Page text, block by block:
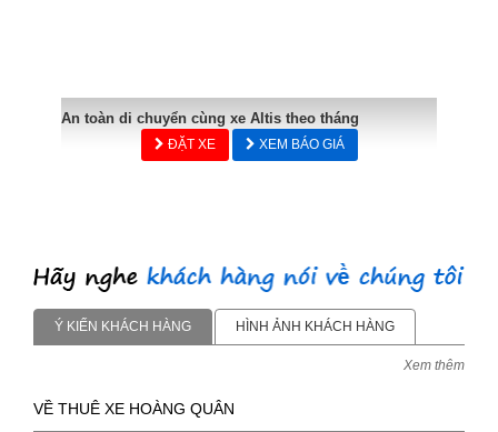
An toàn di chuyển cùng xe Altis theo tháng
ĐẶT XE XEM BÁO GIÁ
Ý KIẾN KHÁCH HÀNG HÌNH ẢNH KHÁCH HÀNG
Xem thêm
VỀ THUÊ XE HOÀNG QUÂN